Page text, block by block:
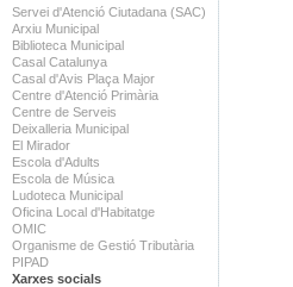
Servei d'Atenció Ciutadana (SAC)
Arxiu Municipal
Biblioteca Municipal
Casal Catalunya
Casal d'Avis Plaça Major
Centre d'Atenció Primària
Centre de Serveis
Deixalleria Municipal
El Mirador
Escola d'Adults
Escola de Música
Ludoteca Municipal
Oficina Local d'Habitatge
OMIC
Organisme de Gestió Tributària
PIPAD
Xarxes socials